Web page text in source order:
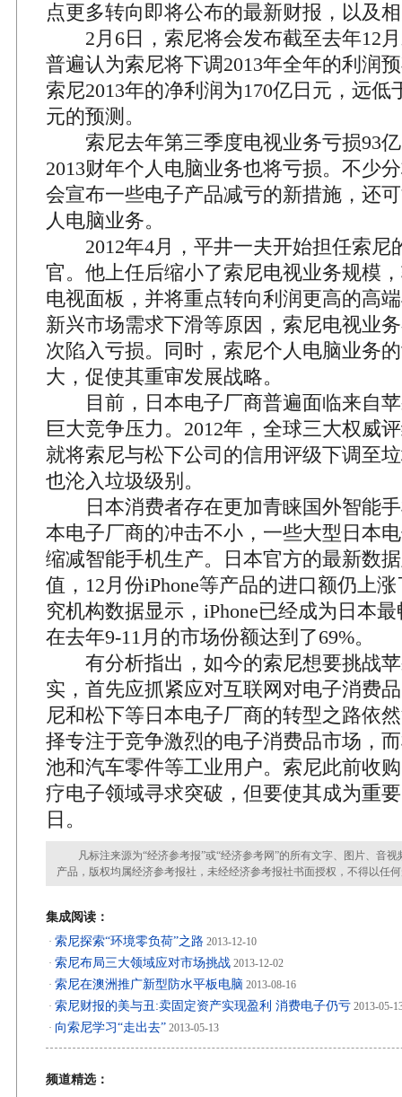
点更多转向即将公布的最新财报，以及
2月6日，索尼将会发布截至去年12月
普遍认为索尼将下调2013年全年的利润
索尼2013年的净利润为170亿日元，远低
元的预测。
索尼去年第三季度电视业务亏损93亿
2013财年个人电脑业务也将亏损。不少
会宣布一些电子产品减亏的新措施，还
人电脑业务。
2012年4月，平井一夫开始担任索尼
官。他上任后缩小了索尼电视业务规模
电视面板，并将重点转向利润更高的高
新兴市场需求下滑等原因，索尼电视业
次陷入亏损。同时，索尼个人电脑业务
大，促使其重审发展战略。
目前，日本电子厂商普遍面临来自苹
巨大竞争压力。2012年，全球三大权威
就将索尼与松下公司的信用评级下调至
也沦入垃圾级别。
日本消费者存在更加青睐国外智能手
本电子厂商的冲击不小，一些大型日本
缩减智能手机生产。日本官方的最新数
值，12月份iPhone等产品的进口额仍上
究机构数据显示，iPhone已经成为日本
在去年9-11月的市场份额达到了69%。
有分析指出，如今的索尼想要挑战苹
实，首先应抓紧应对互联网对电子消费
尼和松下等日本电子厂商的转型之路依
择专注于竞争激烈的电子消费品市场，
池和汽车零件等工业用户。索尼此前收
疗电子领域寻求突破，但要使其成为重
日。
凡标注来源为“经济参考报”或“经济参考网”的所有文字、图片、音视
产品，版权均属经济参考报社，未经经济参考报社书面授权，不得以任
集成阅读：
· 索尼探索“环境零负荷”之路 2013-12-10
· 索尼布局三大领域应对市场挑战 2013-12-02
· 索尼在澳洲推广新型防水平板电脑 2013-08-16
· 索尼财报的美与丑:卖固定资产实现盈利 消费电子仍亏 2013-05-
· 向索尼学习“走出去” 2013-05-13
频道精选：